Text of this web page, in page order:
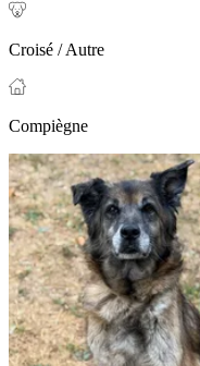
Croisé / Autre
Compiègne